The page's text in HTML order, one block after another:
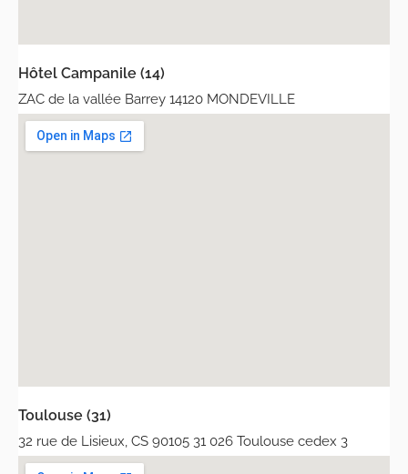
Hôtel Campanile (14)
ZAC de la vallée Barrey 14120 MONDEVILLE
Toulouse (31)
32 rue de Lisieux, CS 90105 31 026 Toulouse cedex 3